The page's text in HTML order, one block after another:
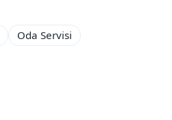
Oda Servisi